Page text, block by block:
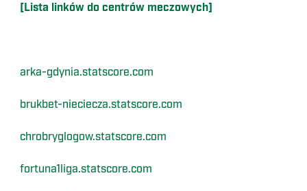
[Lista linków do centrów meczowych]
arka-gdynia.statscore.com
brukbet-nieciecza.statscore.com
chrobryglogow.statscore.com
fortuna1liga.statscore.com